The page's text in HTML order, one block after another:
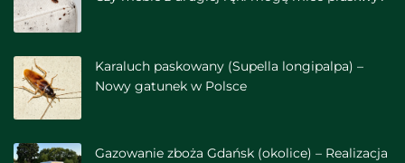
Karaluch paskowany (Supella longipalpa) –
Nowy gatunek w Polsce
Gazowanie zboża Gdańsk (okolice) – Realizacja